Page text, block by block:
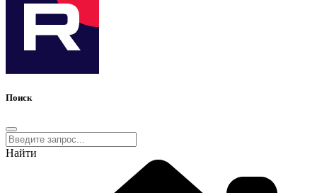
Поиск
Найти